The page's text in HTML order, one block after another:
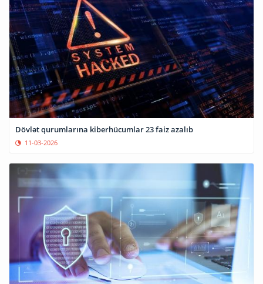
Dövlət qurumlarına kiberhücumlar 23 faiz azalıb
11-03-2026